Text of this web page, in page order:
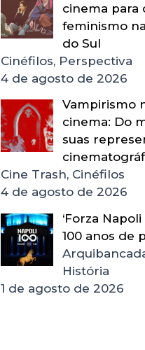
cinema para
feminismo
do Sul
Cinéfilos, Perspectiva
4 de agosto de 2026
Vampirismo
cinema: Do
suas
Cine Trash, Cinéfilos
4 de agosto de 2026
‘Forza Napoli
100 anos de
História
1 de agosto de 2026